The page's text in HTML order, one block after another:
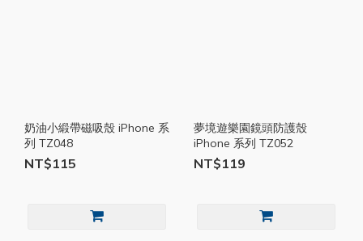
奶油小緞帶磁吸殼 iPhone 系
列 TZ048
NT$115
夢境遊樂園鏡頭防護殼
iPhone 系列 TZ052
NT$119